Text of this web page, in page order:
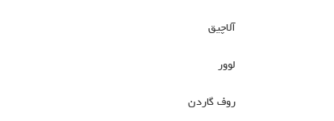
آلاچیق
لوور
روف گاردن